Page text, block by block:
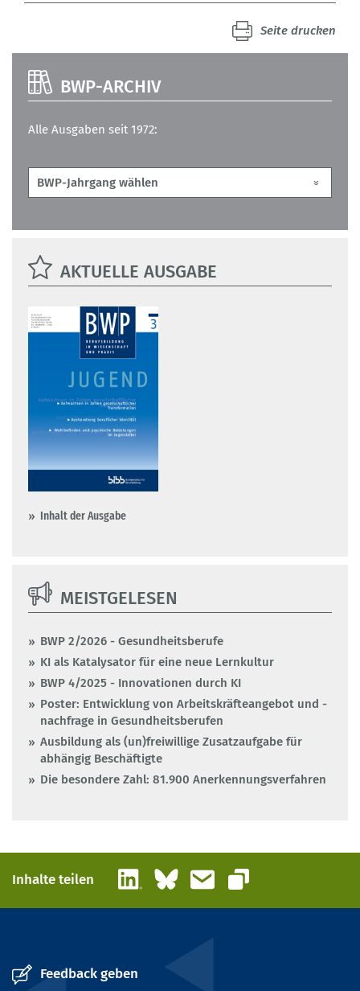
Seite drucken
BWP-ARCHIV
Alle Ausgaben seit 1972:
AKTUELLE AUSGABE
Inhalt der Ausgabe
MEISTGELESEN
BWP 2/2026 - Gesundheitsberufe
KI als Katalysator für eine neue Lernkultur
BWP 4/2025 - Innovationen durch KI
Poster: Entwicklung von Arbeitskräfteangebot und -
nachfrage in Gesundheitsberufen
Ausbildung als (un)freiwillige Zusatzaufgabe für
abhängig Beschäftigte
Die besondere Zahl: 81.900 Anerkennungsverfahren
Inhalte teilen LinkedInBlueskyE-Mail
Link kopieren
Feedback geben